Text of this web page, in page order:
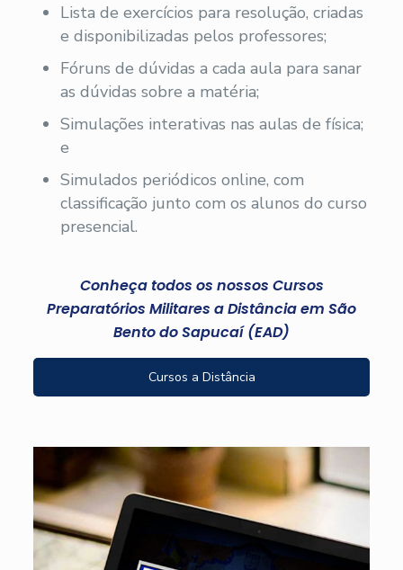
Lista de exercícios para resolução, criadas
e disponibilizadas pelos professores;
Fóruns de dúvidas a cada aula para sanar
as dúvidas sobre a matéria;
Simulações interativas nas aulas de física;
e
Simulados periódicos online, com
classificação junto com os alunos do curso
presencial.
Conheça todos os nossos Cursos
Preparatórios Militares a Distância em São
Bento do Sapucaí (EAD)
Cursos a Distância